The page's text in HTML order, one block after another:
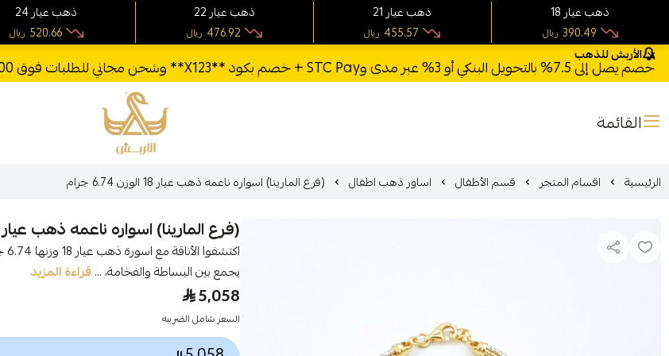
الأربش للذهب
خصم يصل إلى 7.5% بالتحويل البنكي أو 3% عبر مدى وSTC Pay + خصم بكود **X123** وشحن مجاني للطلبات فوق 1000 ريال
القائمة الأربش للذهب
الرئيسية اقسام المتجر قسم الأطفال اساور ذهب اطفال (فرع المارينا) اسواره ناعمه ذهب عيار 18 الوزن 6.74 جرام
(فرع المارينا) اسواره ناعمه ذهب عيار 18 الوزن 6.74 جرام
يجمع بين البساطة والفخامة، ...قراءة المزيد
5,058
السعر شامل الضريبه
24 ذهب عيار
ريال 520.66
22 ذهب عيار
ريال 476.92
21 ذهب عيار
ريال 455.57
18 ذهب عيار
ريال 390.49